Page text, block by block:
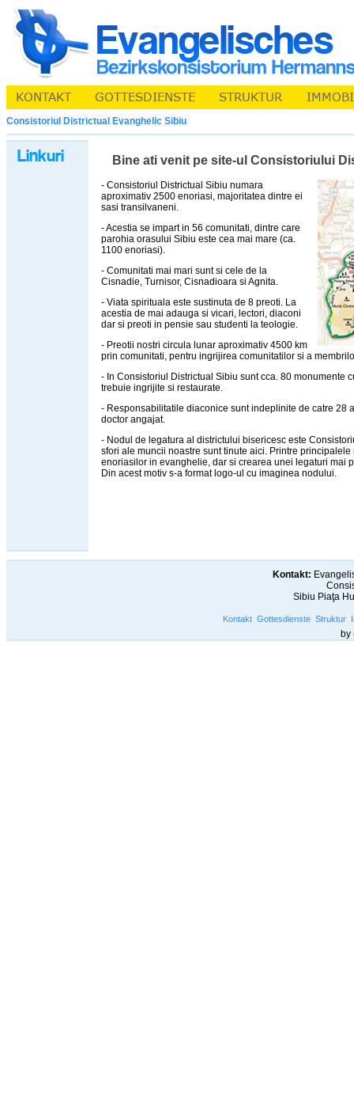
Consistoriul Districtual Evanghelic Sibiu
Bine ati venit pe site-ul Consistoriului
- Consistoriul Districtual Sibiu numara
aproximativ 2500 enoriasi, majoritatea dintre ei
sasi transilvaneni.
- Acestia se impart in 56 comunitati, dintre care
parohia orasului Sibiu este cea mai mare (ca.
1100 enoriasi).
- Comunitati mai mari sunt si cele de la
Cisnadie, Turnisor, Cisnadioara si Agnita.
- Viata spirituala este sustinuta de 8 preoti. La
acestia de mai adauga si vicari, lectori, diaconi
dar si preoti in pensie sau studenti la teologie.
- Preotii nostri circula lunar aproximativ 4500 km
prin comunitati, pentru ingrijirea comunitatilor si a
- In Consistoriul Districtual Sibiu sunt cca. 80 monumente
trebuie ingrijite si restaurate.
- Responsabilitatile diaconice sunt indeplinite de catre 28
doctor angajat.
- Nodul de legatura al districtului bisericesc este
sfori ale muncii noastre sunt tinute aici. Printre
enoriasilor in evanghelie, dar si crearea unei legaturi mai
Din acest motiv s-a format logo-ul cu imaginea nodului.
Kontakt:
Sibiu Piaţa
Kontakt Gottesdienste Struktur
by